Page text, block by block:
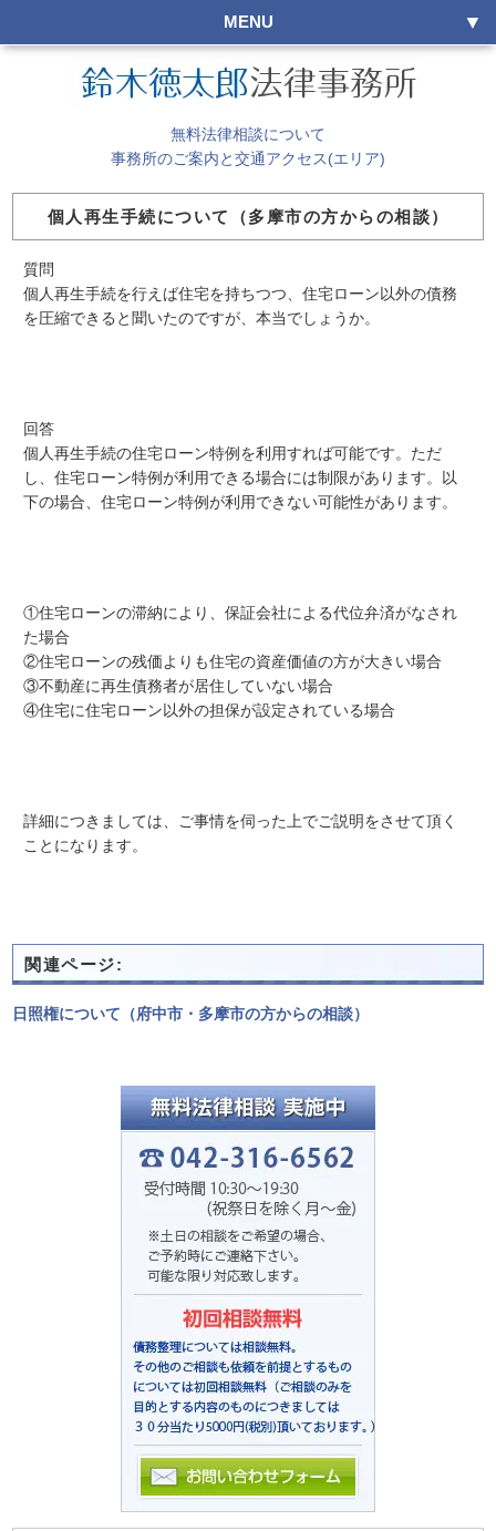
無料法律相談について
事務所のご案内と交通アクセス(エリア)
MENU
個人再生手続について（多摩市の方からの相談）
質問
個人再生手続を行えば住宅を持ちつつ、住宅ローン以外の債務
を圧縮できると聞いたのですが、本当でしょうか。
回答
個人再生手続の住宅ローン特例を利用すれば可能です。ただ
し、住宅ローン特例が利用できる場合には制限があります。以
下の場合、住宅ローン特例が利用できない可能性があります。
①住宅ローンの滞納により、保証会社による代位弁済がなされ
た場合
②住宅ローンの残価よりも住宅の資産価値の方が大きい場合
③不動産に再生債務者が居住していない場合
④住宅に住宅ローン以外の担保が設定されている場合
詳細につきましては、ご事情を伺った上でご説明をさせて頂く
ことになります。
関連ページ:
日照権について（府中市・多摩市の方からの相談）